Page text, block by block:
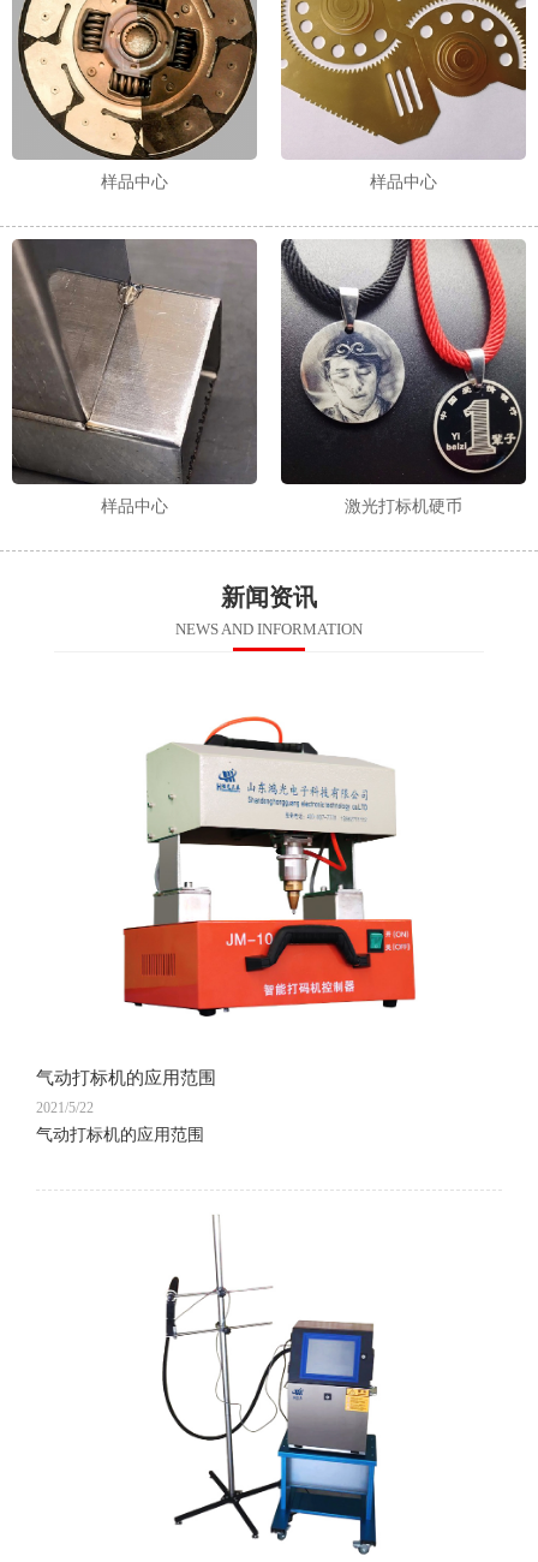
样品中心 样品中心
样品中心 激光打标机硬币
新闻资讯
NEWS AND INFORMATION
气动打标机的应用范围
2021/5/22
气动打标机的应用范围